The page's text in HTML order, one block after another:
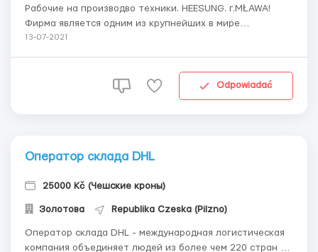
Рабочие на производво техники. HEESUNG. г.MŁAWA!
Фирма является одним из крупнейших в мире
производителей плоских экранов для телевизоров,
зрение, слух, аккуратность, ответственность.
13-07-2021
Odpowiadać
Оператор склада DHL
25000 Kč (Чешские кроны)
Золотова Republika Czeska (Pilzno)
Оператор склада DHL - международная логистическая
компания объединяет людей из более чем 220 стран и